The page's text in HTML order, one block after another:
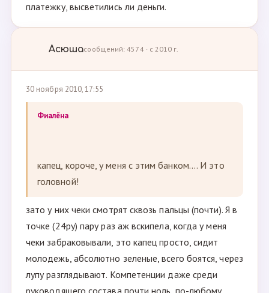
платежку, высветились ли деньги.
Асюшасообщений: 4574 · с 2010 г.
30 ноября 2010, 17:55
Фиалёна
капец, короче, у меня с этим банком.... И это
головной!
зато у них чеки смотрят сквозь пальцы (почти). Я в
точке (24ру) пару раз аж вскипела, когда у меня
чеки забраковывали, это капец просто, сидит
молодежь, абсолютно зеленые, всего боятся, через
лупу разглядывают. Компетенции даже среди
руководящего состава почти ноль, по-любому